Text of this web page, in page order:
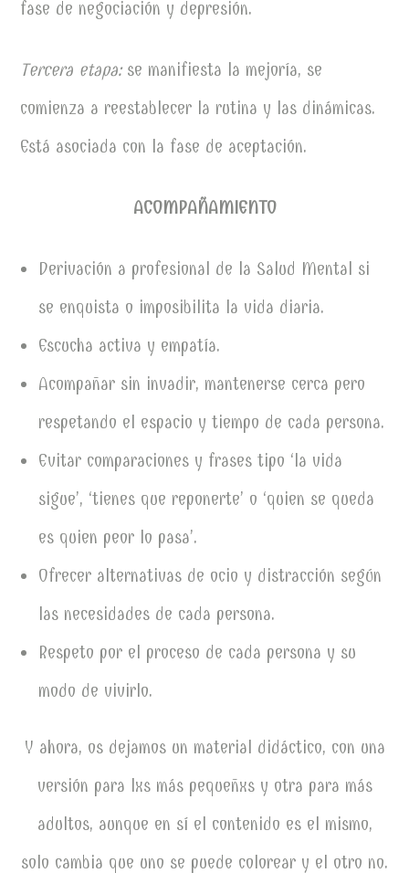
fase de negociación y depresión.
Tercera etapa: se manifiesta la mejoría, se
comienza a reestablecer la rutina y las dinámicas.
Está asociada con la fase de aceptación.
ACOMPAÑAMIENTO
Derivación a profesional de la Salud Mental si
se enquista o imposibilita la vida diaria.
Escucha activa y empatía.
Acompañar sin invadir, mantenerse cerca pero
respetando el espacio y tiempo de cada persona.
Evitar comparaciones y frases tipo ‘la vida
sigue’, ‘tienes que reponerte’ o ‘quien se queda
es quien peor lo pasa’.
Ofrecer alternativas de ocio y distracción según
las necesidades de cada persona.
Respeto por el proceso de cada persona y su
modo de vivirlo.
Y ahora, os dejamos un material didáctico, con una
versión para lxs más pequeñxs y otra para más
adultos, aunque en sí el contenido es el mismo,
solo cambia que uno se puede colorear y el otro no.